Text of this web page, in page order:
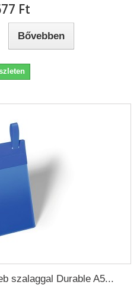
Ft‎
Bővebben
szalaggal Durable A5...